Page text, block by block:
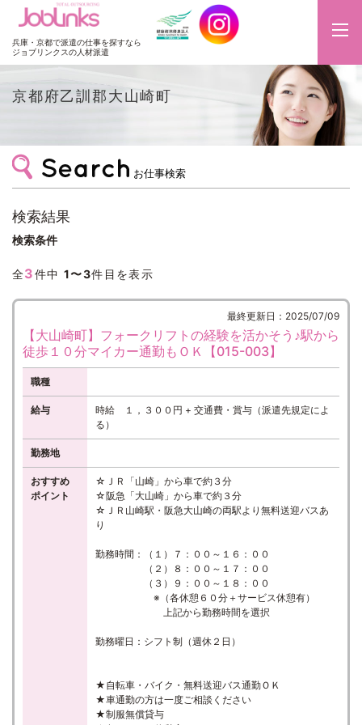
JobLinks
兵庫・京都で派遣の仕事を探すなら
ジョブリンクスの人材派遣
京都府乙訓郡大山崎町
お仕事検索
検索結果
検索条件
全3件中1〜3件目を表示
最終更新日：2025/07/09
【大山崎町】フォークリフトの経験を活かそう♪駅から
徒歩１０分マイカー通勤もＯＫ【015-003】
職種
給与
時給 １，３００円 + 交通費・賞与（派遣先規定によ
る）
勤務地
おすすめ
ポイント
☆ＪＲ「山崎」から車で約３分
☆阪急「大山崎」から車で約３分
☆ＪＲ山崎駅・阪急大山崎の両駅より無料送迎バスあ
り
勤務時間：（１）７：００～１６：００
（２）８：００～１７：００
（３）９：００～１８：００
※（各休憩６０分＋サービス休憩有）
上記から勤務時間を選択
勤務曜日：シフト制（週休２日）
★自転車・バイク・無料送迎バス通勤ＯＫ
★車通勤の方は一度ご相談ください
★制服無償貸与